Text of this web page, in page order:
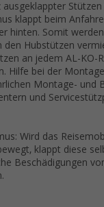
klappt beim
hinten. Somit
den Hubstützen
an jedem AL-KO-
Hilfe bei der
Montage- und
und
Wird das
klappt diese
Beschädigungen